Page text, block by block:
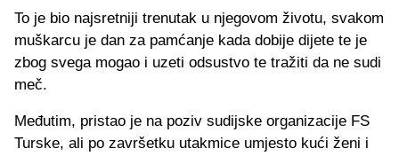
To je bio najsretniji trenutak u njegovom životu, svakom
muškarcu je dan za pamćanje kada dobije dijete te je
zbog svega mogao i uzeti odsustvo te tražiti da ne sudi
meč.
Međutim, pristao je na poziv sudijske organizacije FS
Turske, ali po završetku utakmice umjesto kući ženi i